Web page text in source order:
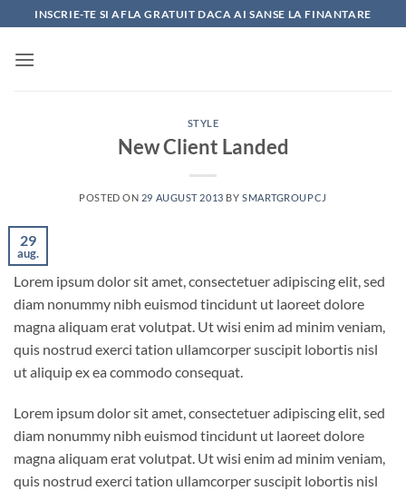
to
content
INSCRIE-TE SI AFLA GRATUIT DACA AI SANSE LA FINANTARE
STYLE
New Client Landed
POSTED ON 29 AUGUST 2013 BY SMARTGROUPCJ
29
aug.
Lorem ipsum dolor sit amet, consectetuer adipiscing elit, sed
diam nonummy nibh euismod tincidunt ut laoreet dolore
magna aliquam erat volutpat. Ut wisi enim ad minim veniam,
quis nostrud exerci tation ullamcorper suscipit lobortis nisl
ut aliquip ex ea commodo consequat.
Lorem ipsum dolor sit amet, consectetuer adipiscing elit, sed
diam nonummy nibh euismod tincidunt ut laoreet dolore
magna aliquam erat volutpat. Ut wisi enim ad minim veniam,
quis nostrud exerci tation ullamcorper suscipit lobortis nisl